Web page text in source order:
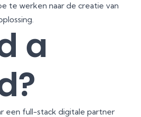
te werken naar de creatie van
a
een full-stack digitale partner